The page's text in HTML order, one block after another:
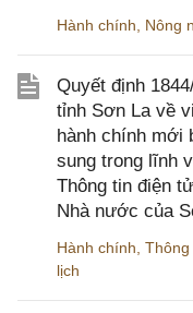
Hành chính Nông
Quyết định
tỉnh Sơn La về
hành chính mới
sung trong lĩnh
Thông tin điện
Nhà nước của
Hành chính Thông
lịch